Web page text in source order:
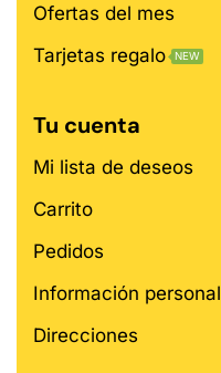
Ofertas del mes
Tarjetas regalo
NEW
Tu cuenta
Mi lista de deseos
Carrito
Pedidos
Información personal
Direcciones